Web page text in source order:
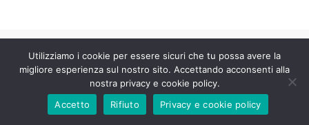
Utilizziamo i cookie per essere sicuri che tu possa avere la
migliore esperienza sul nostro sito. Accettando acconsenti alla
nostra privacy e cookie policy.
Accetto
Rifiuto Privacy e cookie policy